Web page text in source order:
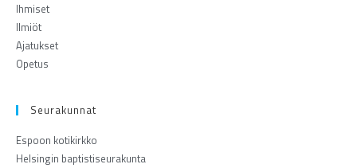
Ihmiset
Ilmiöt
Ajatukset
Opetus
Seurakunnat
Espoon kotikirkko
Helsingin baptistiseurakunta